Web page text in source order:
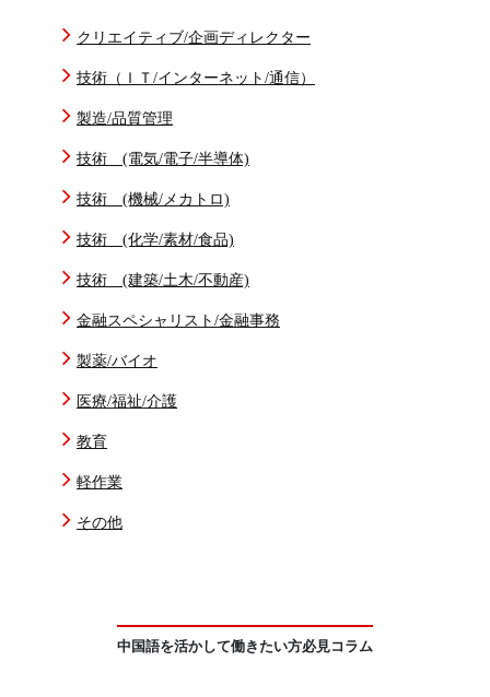
クリエイティブ/企画ディレクター
技術（ＩＴ/インターネット/通信）
製造/品質管理
技術 (電気/電子/半導体)
技術 (機械/メカトロ)
技術 (化学/素材/食品)
技術 (建築/土木/不動産)
金融スペシャリスト/金融事務
製薬/バイオ
医療/福祉/介護
教育
軽作業
その他
中国語を活かして働きたい方必見コラム